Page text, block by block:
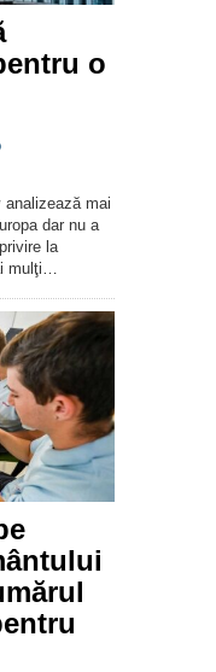
o
mai
dar nu a
la
mulţi…